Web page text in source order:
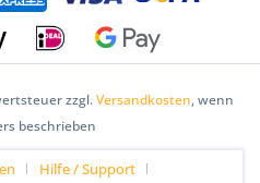
zzgl.Versandkosten, wenn
beschrieben
Hilfe / Support